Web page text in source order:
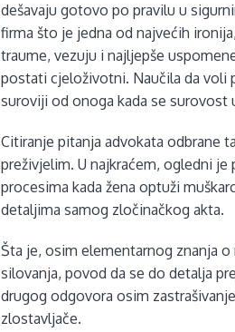
dešavaju gotovo po pravilu u
firma što je jedna od najvećih
traume, vezuju i najljepše
postati cjeloživotni. Naučila da voli
suroviji od onoga kada se surovost
Citiranje pitanja advokata odbrane
preživjelim. U najkraćem, ogledni
procesima kada žena optuži
detaljima samog zločinačkog akta.
Šta je, osim elementarnog znanja
silovanja, povod da se do detalja
drugog odgovora osim
zlostavljače.